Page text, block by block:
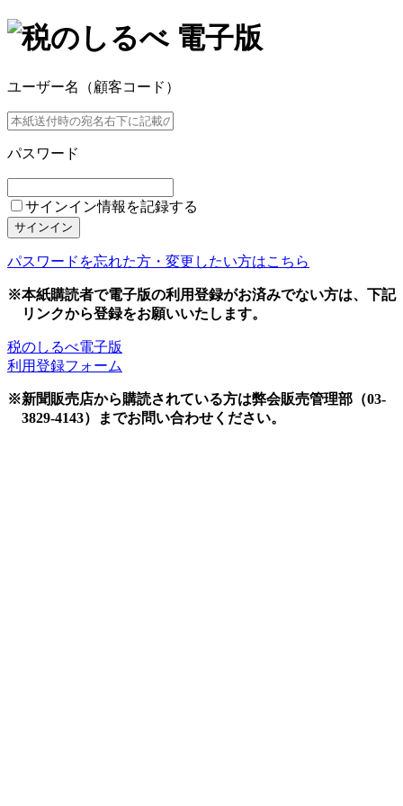
ユーザー名（顧客コード）
パスワード
サインイン情報を記録する
サインイン
パスワードを忘れた方・変更したい方はこちら
※本紙購読者で電子版の利用登録がお済みでない方は、下記
リンクから登録をお願いいたします。
税のしるべ電子版
利用登録フォーム
※新聞販売店から購読されている方は弊会販売管理部（03-
3829-4143）までお問い合わせください。